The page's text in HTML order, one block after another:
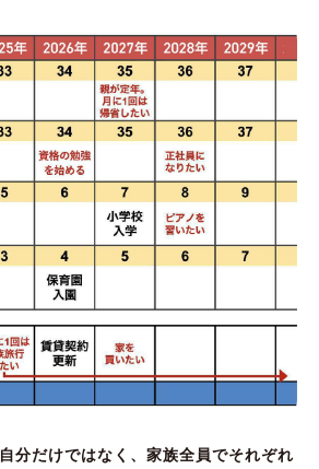
自分だけではなく、家族全員でそれぞれ